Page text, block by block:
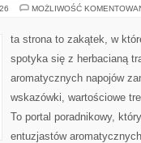
MOŻLIWOŚĆ
ta strona to zakątek, w
spotyka się z herbacianą
aromatycznych napojów
wskazówki, wartościowe
To portal poradnikowy,
entuzjastów